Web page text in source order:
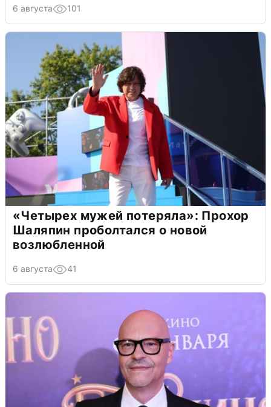
6 августа 101
«Четырех мужей потеряла»: Прохор
Шаляпин проболтался о новой
возлюбленной
6 августа 41